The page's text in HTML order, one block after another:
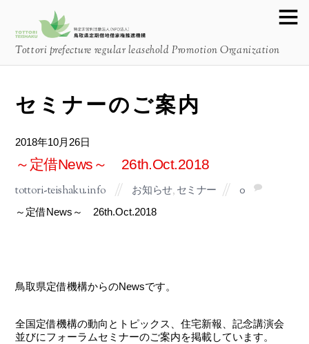
Tottori prefecture regular leasehold Promotion Organization
セミナーのご案内
26
10月
2018
～定借News～ 26th.Oct.2018
tottori-teishaku.info お知らせ,セミナー 0
～定借News～ 26th.Oct.2018
鳥取県定借機構からのNewsです。
全国定借機構の動向とトピックス、住宅新報、記念講演会
並びにフォーラムセミナーのご案内を掲載しています。